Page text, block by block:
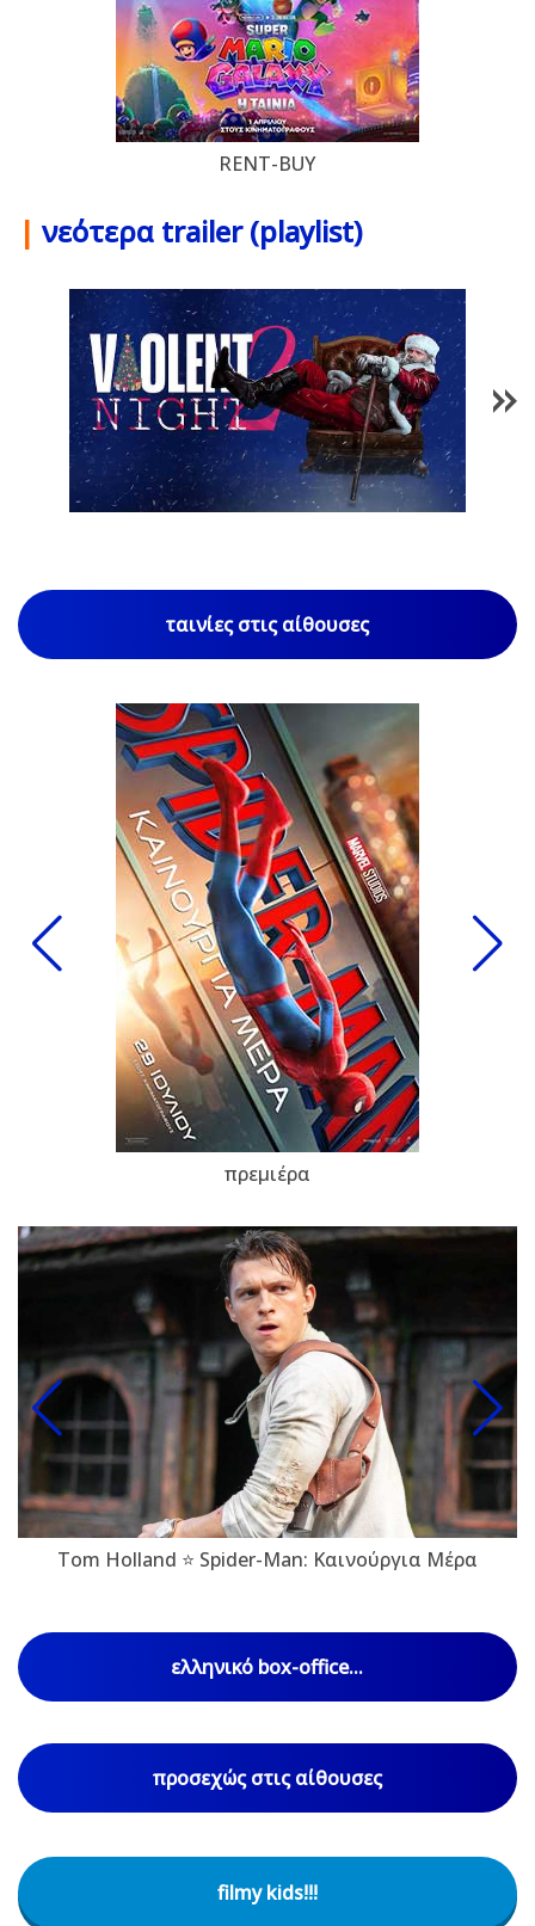
RENT-BUY
| νεότερα trailer (playlist)
1 /84
ταινίες στις αίθουσες
πρεμιέρα
Tom Holland ⭐ Spider-Man: Καινούργια Μέρα
ελληνικό box-office...
προσεχώς στις αίθουσες
filmy kids!!!